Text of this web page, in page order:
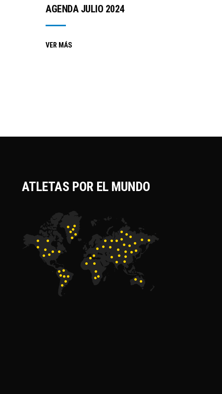
AGENDA JULIO 2024
VER MÁS
ATLETAS POR EL MUNDO